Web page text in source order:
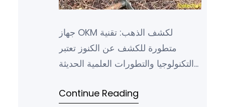
جهاز OKM لكشف الذهب: تقنية
متطورة للكشف عن الكنوز تعتبر
التكنولوجيا والتطورات العلمية الحديثة
Continue Reading